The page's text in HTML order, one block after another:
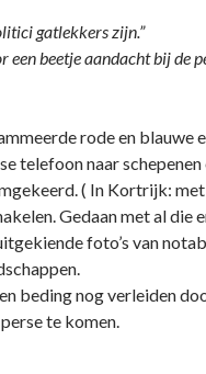
gatlekkers zijn.”
een beetje aandacht bij de
rode en blauwe
telefoon naar
( In Kortrijk: met
Gedaan met al die
foto’s van
beding nog verleiden
te komen.